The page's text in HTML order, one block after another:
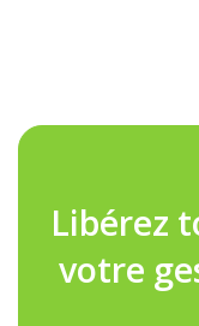
Libérez
votre